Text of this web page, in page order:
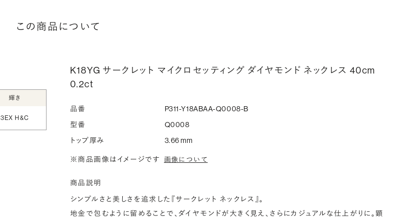
この商品について
輝き
3EX H&C
K18YG サークレット マイクロセッティング ダイヤモンド ネックレス 40cm
0.2ct
品番
P311-Y18ABAA-Q0008-B
型番
Q0008
トップ厚み
3.66 mm
※商品画像はイメージです 画像について
商品説明
シンプルさと美しさを追求した『サークレット ネックレス』。
地金で包むように留めることで、ダイヤモンドが大きく見え、さらにカジュアルな仕上がりに。顕